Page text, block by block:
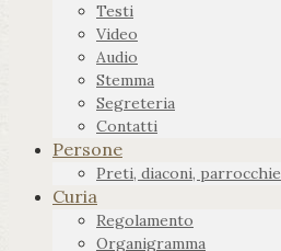
Testi
Video
Audio
Stemma
Segreteria
Contatti
Persone
Preti, diaconi, parrocchie
Curia
Regolamento
Organigramma